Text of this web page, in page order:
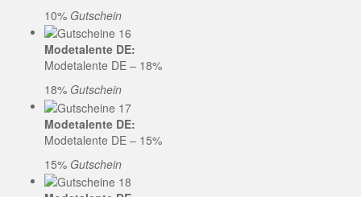
10% Gutschein
Modetalente DE:
Modetalente DE – 18%
18% Gutschein
Modetalente DE:
Modetalente DE – 15%
15% Gutschein